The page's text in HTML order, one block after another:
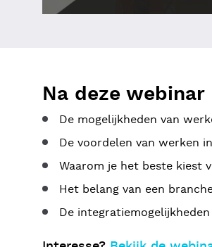
Na deze webinar
De mogelijkheden van
De voordelen van werken
Waarom je het beste kiest
Het belang van een
De